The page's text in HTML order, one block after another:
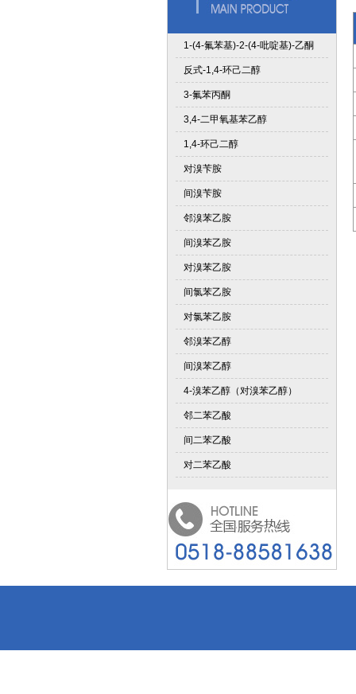
1-(4-氟苯基)-2-(4-吡啶基)-乙酮
反式-1,4-环己二醇
3-氟苯丙酮
3,4-二甲氧基苯乙醇
1,4-环己二醇
对溴苄胺
间溴苄胺
邻溴苯乙胺
间溴苯乙胺
对溴苯乙胺
间氯苯乙胺
对氯苯乙胺
邻溴苯乙醇
间溴苯乙醇
4-溴苯乙醇（对溴苯乙醇）
邻二苯乙酸
间二苯乙酸
对二苯乙酸